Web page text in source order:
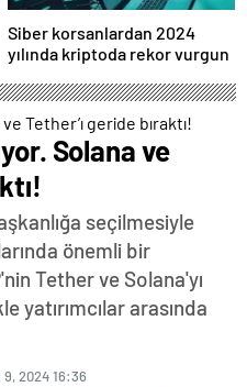
Siber korsanlardan 2024
yılında kriptoda rekor vurgun
Solana ve
seçilmesiyle
önemli bir
Tether ve Solana'yı
yatırımcılar arasında
9, 2024 16:36